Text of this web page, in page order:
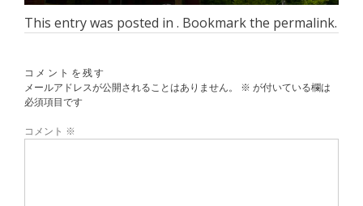
This entry was posted in . Bookmark the permalink.
コメントを残す
メールアドレスが公開されることはありません。
※ が付いている欄は
必須項目です
コメント ※